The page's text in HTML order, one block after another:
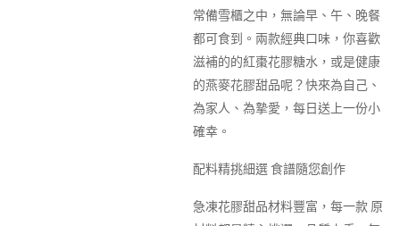
常備雪櫃之中，無論早、午、晚餐
都可食到。兩款經典口味，你喜歡
滋補的的紅棗花膠糖水，或是健康
的燕麥花膠甜品呢？快來為自己、
為家人、為摯愛，每日送上一份小
確幸。
配料精挑細選 食譜隨您創作
急凍花膠甜品材料豐富，每一款 原